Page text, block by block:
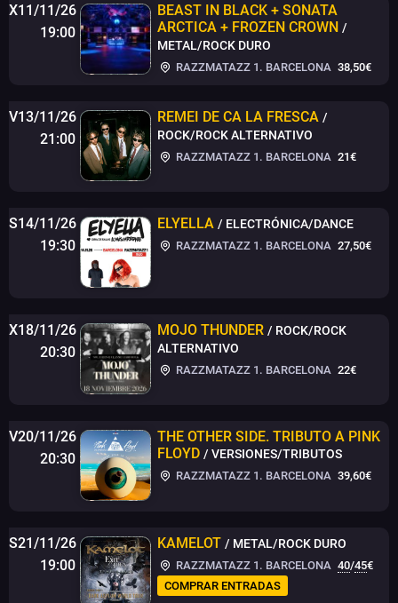
X11/11/26
19:00
BEAST IN BLACK + SONATA
ARCTICA + FROZEN CROWN /
METAL/ROCK DURO
RAZZMATAZZ 1. BARCELONA 38,50€
V13/11/26
21:00
REMEI DE CA LA FRESCA /
ROCK/ROCK ALTERNATIVO
RAZZMATAZZ 1. BARCELONA 21€
S14/11/26
19:30
ELYELLA / ELECTRÓNICA/DANCE
RAZZMATAZZ 1. BARCELONA 27,50€
X18/11/26
20:30
MOJO THUNDER / ROCK/ROCK
ALTERNATIVO
RAZZMATAZZ 1. BARCELONA 22€
V20/11/26
20:30
THE OTHER SIDE. TRIBUTO A PINK
FLOYD / VERSIONES/TRIBUTOS
RAZZMATAZZ 1. BARCELONA 39,60€
S21/11/26
19:00
KAMELOT / METAL/ROCK DURO
RAZZMATAZZ 1. BARCELONA 40/45€
COMPRAR ENTRADAS